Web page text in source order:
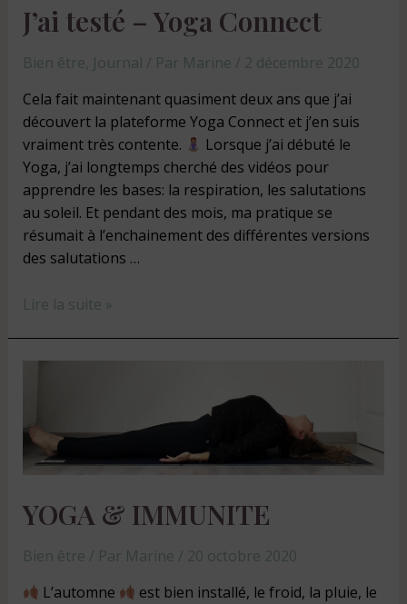
J’ai testé – Yoga Connect
Bien être Journal / Par Marine / 2 décembre 2020
Cela fait maintenant quasiment deux ans que j’ai
découvert la plateforme Yoga Connect et j’en suis
vraiment très contente.
Lorsque j’ai débuté le
Yoga, j’ai longtemps cherché des vidéos pour
apprendre les bases: la respiration, les salutations
au soleil. Et pendant des mois, ma pratique se
résumait à l’enchainement des différentes versions
des salutations …
Lire la suite »
YOGA & IMMUNITE
Bien être / Par Marine / 20 octobre 2020
L’automne
est bien installé, le froid, la pluie, le